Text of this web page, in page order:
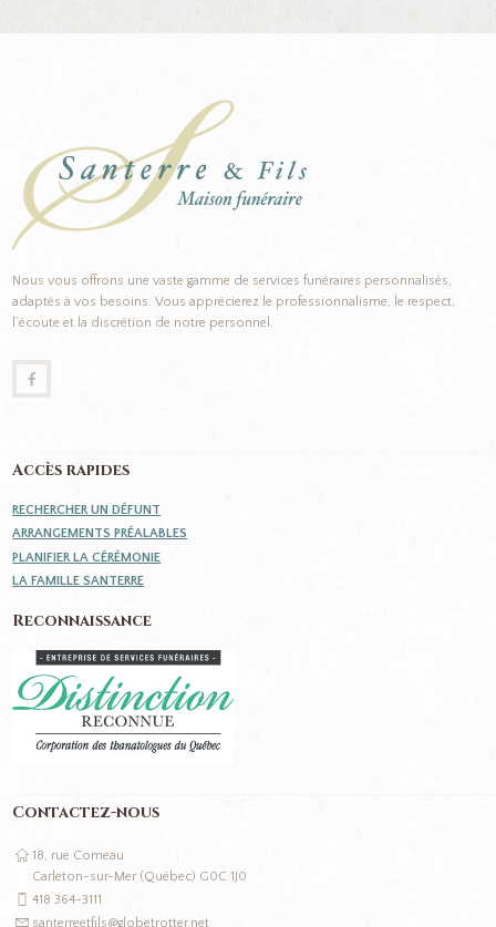
Nous vous offrons une vaste gamme de services funéraires personnalisés,
adaptés à vos besoins. Vous apprécierez le professionnalisme, le respect,
l’écoute et la discrétion de notre personnel.
Accès rapides
RECHERCHER UN DÉFUNT
ARRANGEMENTS PRÉALABLES
PLANIFIER LA CÉRÉMONIE
LA FAMILLE SANTERRE
Reconnaissance
Contactez-nous
18, rue Comeau
Carleton-sur-Mer (Québec) G0C 1J0
418 364-3111
santerreetfils@globetrotter.net